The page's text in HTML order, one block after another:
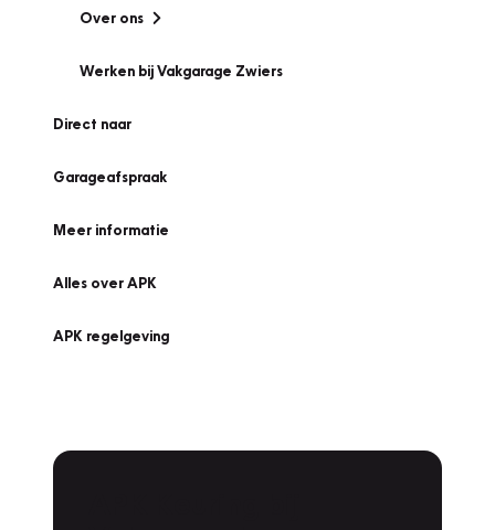
Over ons
Werken bij Vakgarage Zwiers
Direct naar
Garageafspraak
Meer informatie
Alles over APK
APK regelgeving